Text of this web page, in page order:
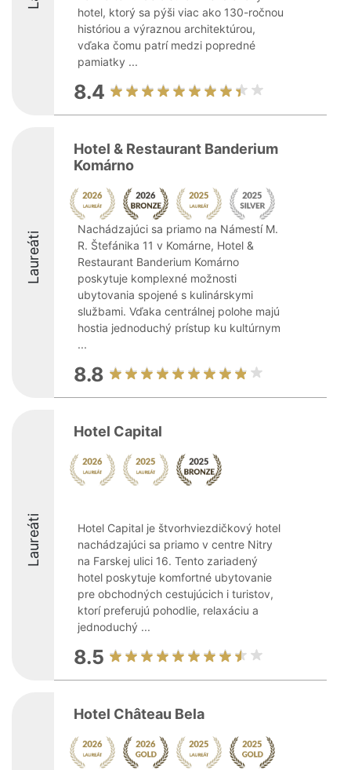
hotel, ktorý sa pýši viac ako 130-ročnou
históriou a výraznou architektúrou,
vďaka čomu patrí medzi popredné
pamiatky ...
8.4
Laureáti
Hotel & Restaurant Banderium
Komárno
Nachádzajúci sa priamo na Námestí M.
R. Štefánika 11 v Komárne, Hotel &
Restaurant Banderium Komárno
poskytuje komplexné možnosti
ubytovania spojené s kulinárskymi
službami. Vďaka centrálnej polohe majú
hostia jednoduchý prístup ku kultúrnym
...
8.8
Laureáti
Hotel Capital
Hotel Capital je štvorhviezdičkový hotel
nachádzajúci sa priamo v centre Nitry
na Farskej ulici 16. Tento zariadený
hotel poskytuje komfortné ubytovanie
pre obchodných cestujúcich i turistov,
ktorí preferujú pohodlie, relaxáciu a
jednoduchý ...
8.5
Hotel Château Bela